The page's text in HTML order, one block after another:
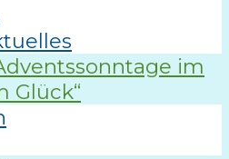
im
Glück“